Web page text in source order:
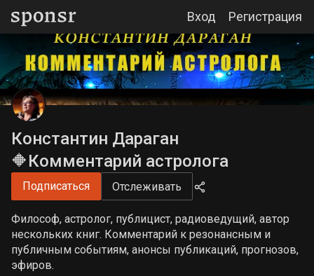
Вход Регистрация
Константин Дараган
🔶Комментарий астролога
Подписаться Отслеживать
Философ, астролог, публицист, радиоведущий, автор
нескольких книг. Комментарий к резонансным и
публичным событиям, анонсы публикаций, прогнозов,
эфиров.